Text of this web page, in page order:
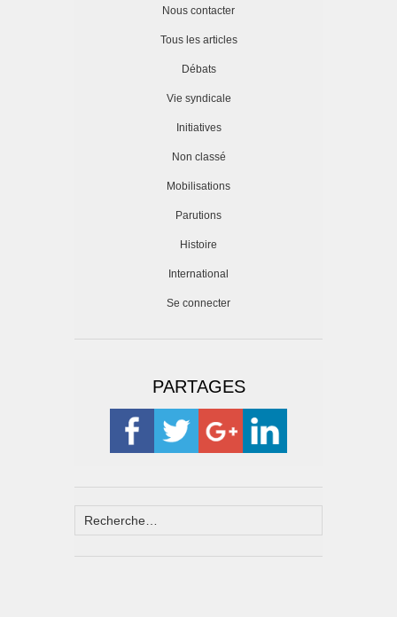
Nous contacter
Tous les articles
Débats
Vie syndicale
Initiatives
Non classé
Mobilisations
Parutions
Histoire
International
Se connecter
PARTAGES